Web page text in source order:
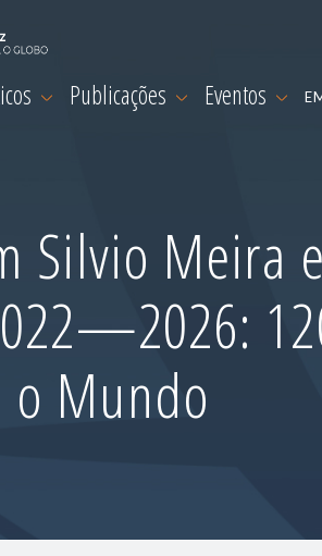
Publicações Eventos
Silvio Meira e
Mundo